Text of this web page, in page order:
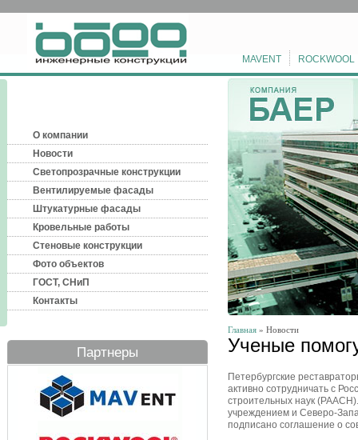
MAVENT ROCKWOOL
О компании
Новости
Светопрозрачные конструкции
Вентилируемые фасады
Штукатурные фасады
Кровельные работы
Стеновые конструкции
Фото объектов
ГОСТ, СНиП
Контакты
Партнеры
Главная » Новости
Ученые
Петербургские
активно сотрудничать с
строительных наук
учреждением и Северо-
подписано соглашение о